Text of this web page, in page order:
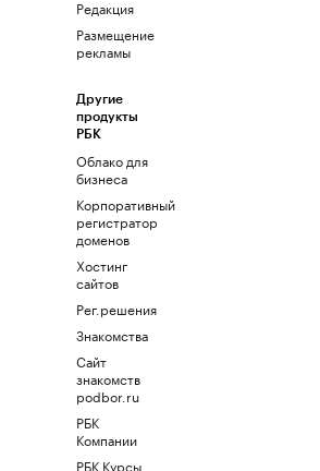
Редакция
Размещение
рекламы
Другие
продукты
РБК
Облако для
бизнеса
Корпоративный
регистратор
доменов
Хостинг
сайтов
Рег.решения
Знакомства
Сайт
знакомств
podbor.ru
РБК
Компании
РБК Курсы